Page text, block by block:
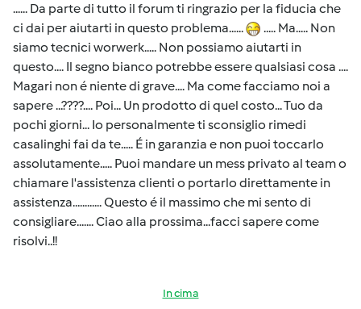
...... Da parte di tutto il forum ti ringrazio per la fiducia che
ci dai per aiutarti in questo problema......
..... Ma..... Non
siamo tecnici worwerk..... Non possiamo aiutarti in
questo.... Il segno bianco potrebbe essere qualsiasi cosa ....
Magari non é niente di grave.... Ma come facciamo noi a
sapere ...????.... Poi... Un prodotto di quel costo... Tuo da
pochi giorni... Io personalmente ti sconsiglio rimedi
casalinghi fai da te..... É in garanzia e non puoi toccarlo
assolutamente..... Puoi mandare un mess privato al team o
chiamare l'assistenza clienti o portarlo direttamente in
assistenza............ Questo é il massimo che mi sento di
consigliare....... Ciao alla prossima...facci sapere come
risolvi..!!
In cima